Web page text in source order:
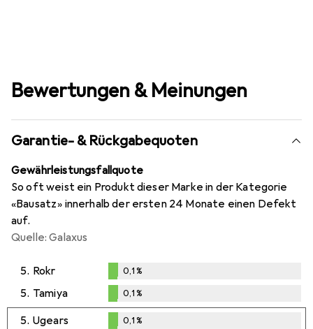
Bewertungen & Meinungen
Garantie- & Rückgabequoten
Gewährleistungsfallquote
So oft weist ein Produkt dieser Marke in der Kategorie
«Bausatz» innerhalb der ersten 24 Monate einen Defekt
auf.
Quelle: Galaxus
5. Rokr
%
0,1%
5. Tamiya
0,1%
0,1%
5. Ugears 0,1%